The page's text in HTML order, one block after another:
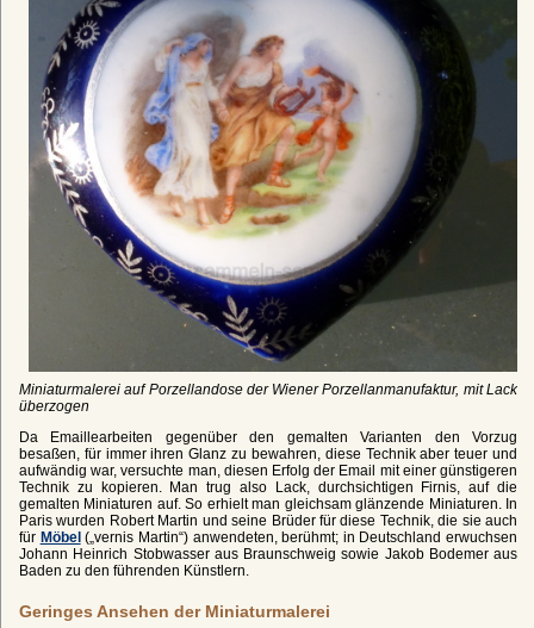
Miniaturmalerei auf Porzellandose der Wiener Porzellanmanufaktur, mit Lack
überzogen
Da Emaillearbeiten gegenüber den gemalten Varianten den Vorzug
besaßen, für immer ihren Glanz zu bewahren, diese Technik aber teuer und
aufwändig war, versuchte man, diesen Erfolg der Email mit einer günstigeren
Technik zu kopieren. Man trug also Lack, durchsichtigen Firnis, auf die
gemalten Miniaturen auf. So erhielt man gleichsam glänzende Miniaturen. In
Paris wurden Robert Martin und seine Brüder für diese Technik, die sie auch
für Möbel(„vernis Martin“) anwendeten, berühmt; in Deutschland erwuchsen
Johann Heinrich Stobwasser aus Braunschweig sowie Jakob Bodemer aus
Baden zu den führenden Künstlern.
Geringes Ansehen der Miniaturmalerei